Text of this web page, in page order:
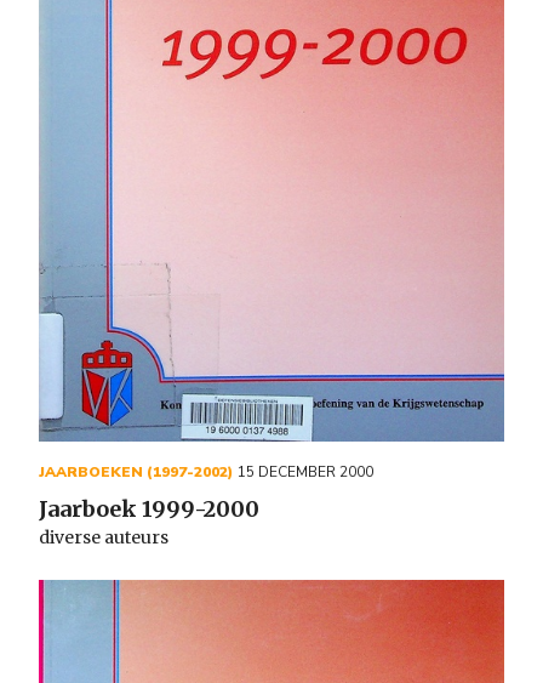
JAARBOEKEN (1997-2002) 15 DECEMBER 2000
Jaarboek 1999-2000
diverse auteurs